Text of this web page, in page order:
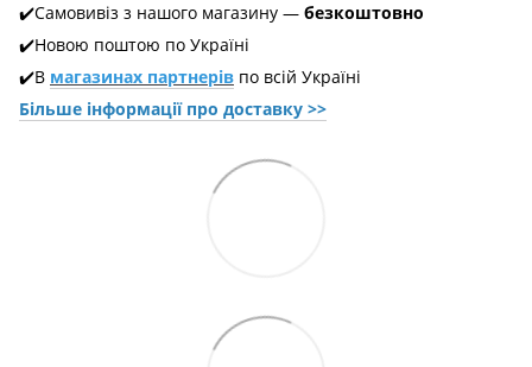
✔️Самовивіз з нашого магазину — безкоштовно
✔️Новою поштою по Україні
✔️В магазинах партнерів по всій Україні
Більше інформації про доставкy >>